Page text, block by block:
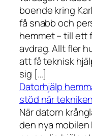
boende kring
få snabb och
hemmet – till ett
avdrag. Allt fler
att få teknisk
sig […]
Datorhjälp
stöd när
När datorn
den nya